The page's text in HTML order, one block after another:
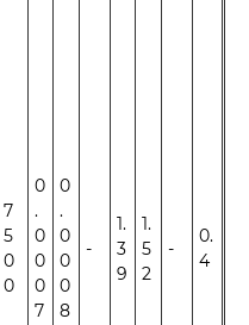
7
5
0
0
0
.
0
0
0
7
0
.
0
0
0
8
-
1.
3
9
1.
5
2
-
0.
4